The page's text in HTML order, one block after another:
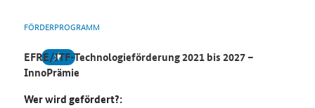
FÖRDERPROGRAMM
EFRE/JTF-Technologieförderung 2021 bis 2027 –
InnoPrämie
Wer wird gefördert?: